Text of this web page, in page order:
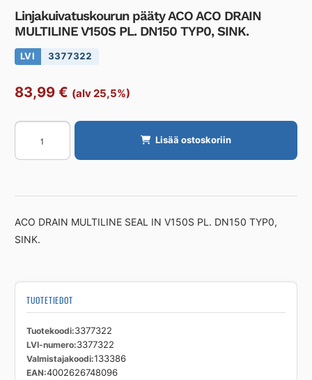
Linjakuivatuskourun pääty ACO ACO DRAIN
MULTILINE V150S PL. DN150 TYP0, SINK.
LVI 3377322
83,99 € (alv 25,5%)
Linjakuivatuskourun
ACO
DRAIN
V150S
PL.
määrä
Lisää ostoskoriin
ACO DRAIN MULTILINE SEAL IN V150S PL. DN150 TYP0,
SINK.
TUOTETIEDOT
Tuotekoodi 3377322
LVI-numero 3377322
Valmistajakoodi 133386
EAN 4002626748096